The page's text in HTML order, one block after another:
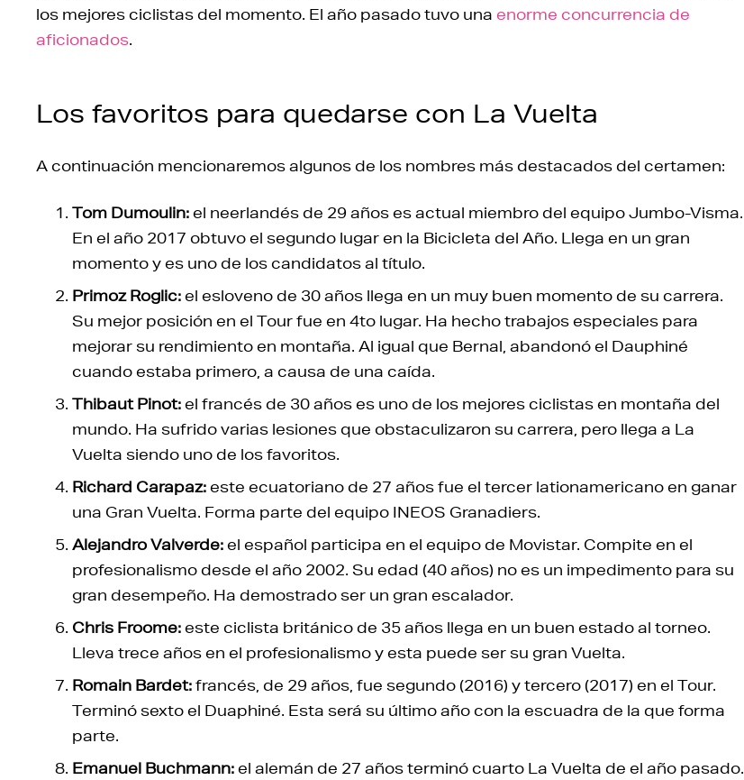
los mejores ciclistas del momento. El año pasado tuvo una enorme concurrencia de
aficionados.
Los favoritos para quedarse con La Vuelta
A continuación mencionaremos algunos de los nombres más destacados del certamen:
Tom Dumoulin:el neerlandés de 29 años es actual miembro del equipo Jumbo-Visma.
En el año 2017 obtuvo el segundo lugar en la Bicicleta del Año. Llega en un gran
momento y es uno de los candidatos al título.
Primoz Roglic:el esloveno de 30 años llega en un muy buen momento de su carrera.
Su mejor posición en el Tour fue en 4to lugar. Ha hecho trabajos especiales para
mejorar su rendimiento en montaña. Al igual que Bernal, abandonó el Dauphiné
cuando estaba primero, a causa de una caída.
Thibaut Pinot:el francés de 30 años es uno de los mejores ciclistas en montaña del
mundo. Ha sufrido varias lesiones que obstaculizaron su carrera, pero llega a La
Vuelta siendo uno de los favoritos.
Richard Carapaz:este ecuatoriano de 27 años fue el tercer lationamericano en ganar
una Gran Vuelta. Forma parte del equipo INEOS Granadiers.
Alejandro Valverde:el español participa en el equipo de Movistar. Compite en el
profesionalismo desde el año 2002. Su edad (40 años) no es un impedimento para su
gran desempeño. Ha demostrado ser un gran escalador.
Chris Froome:este ciclista británico de 35 años llega en un buen estado al torneo.
Lleva trece años en el profesionalismo y esta puede ser su gran Vuelta.
Romain Bardet:francés, de 29 años, fue segundo (2016) y tercero (2017) en el Tour.
Terminó sexto el Duaphiné. Esta será su último año con la escuadra de la que forma
parte.
Emanuel Buchmann:el alemán de 27 años terminó cuarto La Vuelta de el año pasado.